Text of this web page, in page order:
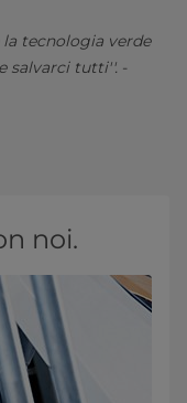
tecnologia verde
salvarci tutti''. -
noi.